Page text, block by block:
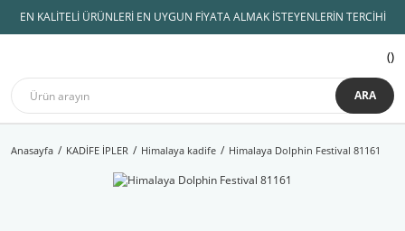
EN KALİTELİ ÜRÜNLERİ EN UYGUN FİYATA ALMAK İSTEYENLERİN TERCİHİ
ARA
Anasayfa KADİFE İPLER Himalaya kadife Himalaya Dolphin Festival 81161